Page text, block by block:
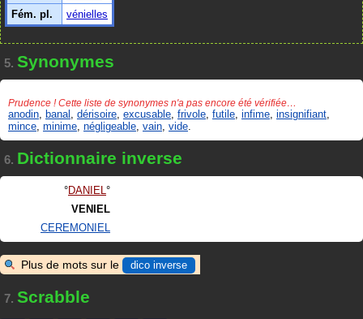
Fém. pl.
vénielles
5. Synonymes
Prudence ! Cette liste de synonymes n'a pas encore été vérifiée…
anodin banal dérisoire excusable frivole futile infime insignifiant
mince minime négligeable vain vide
6. Dictionnaire inverse
DANIEL
VENIEL
CEREMONIEL
Plus de mots sur le dico inverse
7. Scrabble